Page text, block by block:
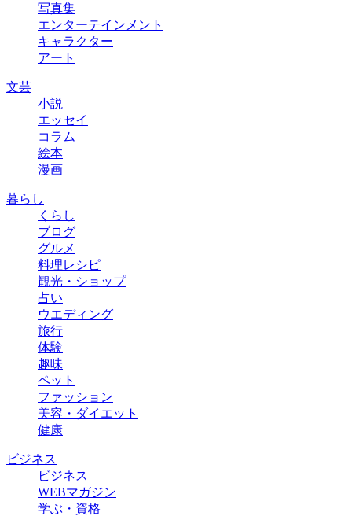
写真集
エンターテインメント
キャラクター
アート
文芸
小説
エッセイ
コラム
絵本
漫画
暮らし
くらし
ブログ
グルメ
料理レシピ
観光・ショップ
占い
ウエディング
旅行
体験
趣味
ペット
ファッション
美容・ダイエット
健康
ビジネス
ビジネス
WEBマガジン
学ぶ・資格